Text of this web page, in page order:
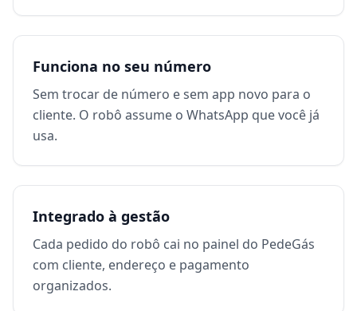
Funciona no seu número
Sem trocar de número e sem app novo para o
cliente. O robô assume o WhatsApp que você já
usa.
Integrado à gestão
Cada pedido do robô cai no painel do PedeGás
com cliente, endereço e pagamento
organizados.